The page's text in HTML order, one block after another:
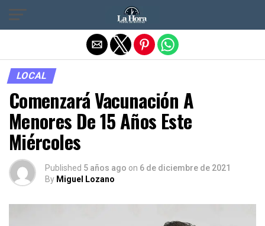
LOCAL
Comenzará Vacunación A
Menores De 15 Años Este
Miércoles
Published 5 años ago on 6 de diciembre de 2021
By Miguel Lozano
Salir de la versión móvil